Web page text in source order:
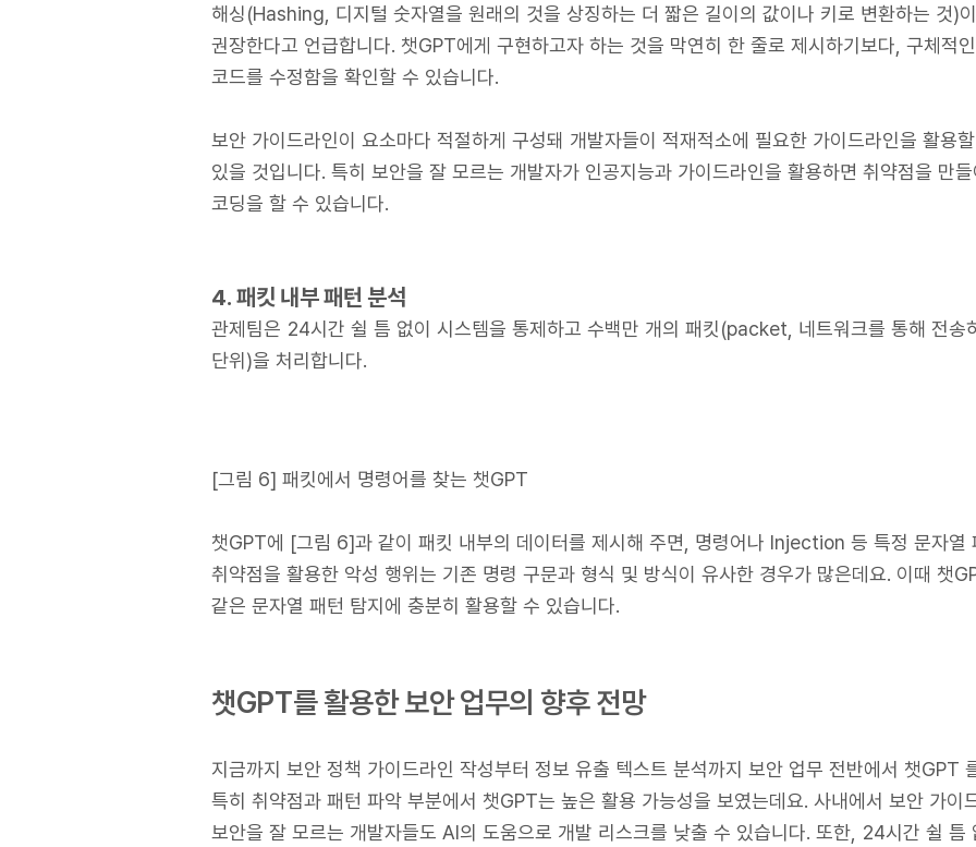
해싱(Hashing, 디지털 숫자열을 원래의 것을 상징하는 더 짧은 길이의 값이나 키로 변환하는 것)
권장한다고 언급합니다. 챗GPT에게 구현하고자 하는 것을 막연히 한 줄로 제시하기보다, 구체적
코드를 수정함을 확인할 수 있습니다.
보안 가이드라인이 요소마다 적절하게 구성돼 개발자들이 적재적소에 필요한 가이드라인을 활용
있을 것입니다. 특히 보안을 잘 모르는 개발자가 인공지능과 가이드라인을 활용하면 취약점을 만
코딩을 할 수 있습니다.
4. 패킷 내부 패턴 분석
관제팀은 24시간 쉴 틈 없이 시스템을 통제하고 수백만 개의 패킷(packet, 네트워크를 통해 전송
단위)을 처리합니다.
[그림 6] 패킷에서 명령어를 찾는 챗GPT
챗GPT에 [그림 6]과 같이 패킷 내부의 데이터를 제시해 주면, 명령어나 Injection 등 특정 문자열
취약점을 활용한 악성 행위는 기존 명령 구문과 형식 및 방식이 유사한 경우가 많은데요. 이때 챗
같은 문자열 패턴 탐지에 충분히 활용할 수 있습니다.
챗GPT를 활용한 보안 업무의 향후 전망
지금까지 보안 정책 가이드라인 작성부터 정보 유출 텍스트 분석까지 보안 업무 전반에서 챗GPT
특히 취약점과 패턴 파악 부분에서 챗GPT는 높은 활용 가능성을 보였는데요. 사내에서 보안 가이
보안을 잘 모르는 개발자들도 AI의 도움으로 개발 리스크를 낮출 수 있습니다. 또한, 24시간 쉴 틈